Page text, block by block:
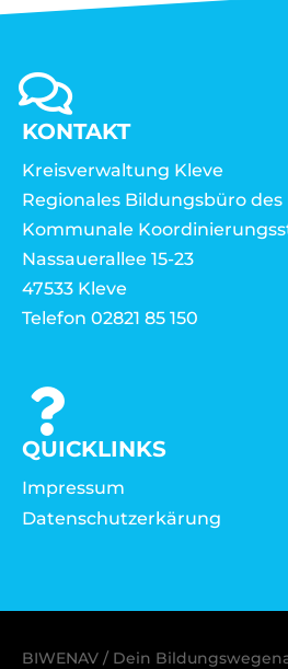
KONTAKT
Kreisverwaltung Kleve
Regionales Bildungsbüro des
Kommunale
Nassauerallee 15-23
47533 Kleve
Telefon 02821 85 150
QUICKLINKS
Impressum
Datenschutzerkärung
BIWENAV / Dein